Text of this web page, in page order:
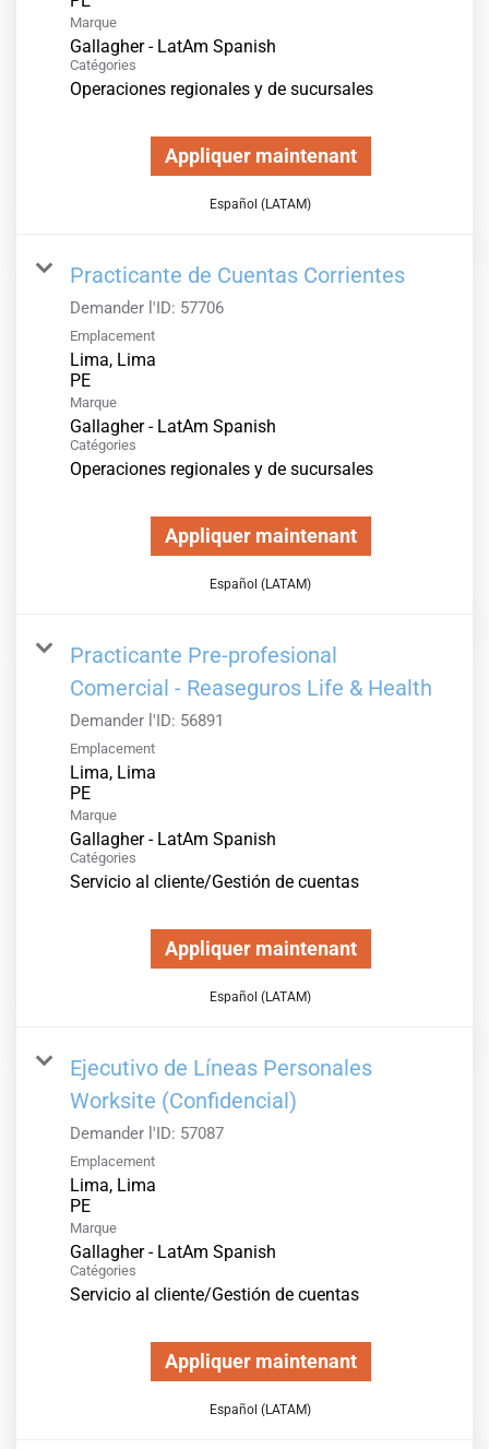
Marque
Gallagher - LatAm Spanish
Catégories
Operaciones regionales y de sucursales
Appliquer maintenant
Español (LATAM)
Practicante de Cuentas Corrientes
Demander l'ID: 57706
Emplacement
Lima, Lima
Marque
Gallagher - LatAm Spanish
Catégories
Operaciones regionales y de sucursales
Appliquer maintenant
Español (LATAM)
Practicante Pre-profesional
Comercial - Reaseguros Life & Health
Demander l'ID: 56891
Emplacement
Lima, Lima
Marque
Gallagher - LatAm Spanish
Catégories
Servicio al cliente/Gestión de cuentas
Appliquer maintenant
Español (LATAM)
Ejecutivo de Líneas Personales
Worksite (Confidencial)
Demander l'ID: 57087
Emplacement
Lima, Lima
Marque
Gallagher - LatAm Spanish
Catégories
Servicio al cliente/Gestión de cuentas
Appliquer maintenant
Español (LATAM)